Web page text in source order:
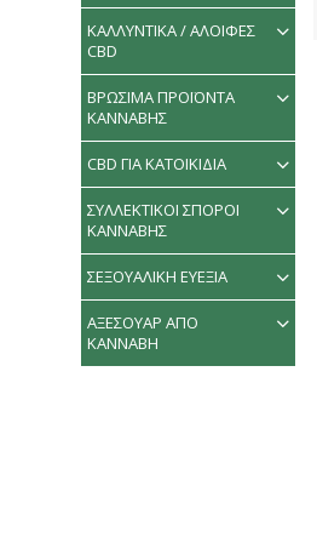
ΚΑΛΛΥΝΤΙΚΑ / ΑΛΟΙΦΕΣ
CBD
ΒΡΩΣΙΜΑ ΠΡΟΪΟΝΤΑ
ΚΑΝΝΑΒΗΣ
CBD ΓΙΑ ΚΑΤΟΙΚΙΔΙΑ
ΣΥΛΛΕΚΤΙΚΟΙ ΣΠΟΡΟΙ
ΚΑΝΝΑΒΗΣ
ΣΕΞΟΥΑΛΙΚΗ ΕΥΕΞΙΑ
ΑΞΕΣΟΥΑΡ ΑΠΟ
ΚΑΝΝΑΒΗ